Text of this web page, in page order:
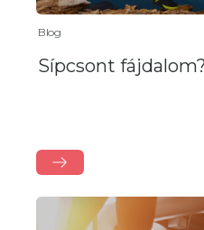
Blog
Sípcsont fájdalom?